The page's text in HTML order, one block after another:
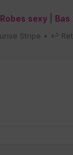
Robes sexy
Stripe • ↩️